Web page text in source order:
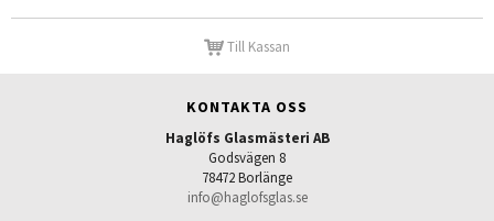
Till Kassan
KONTAKTA OSS
Haglöfs Glasmästeri AB
Godsvägen 8
78472 Borlänge
info@haglofsglas.se